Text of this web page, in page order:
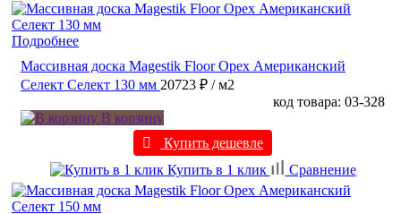
Подробнее
Массивная доска Magestik Floor Орех Американский
Селект Селект 130 мм 20723 ₽ / м2
код товара: 03-328
В корзину
Купить дешевле
Купить в 1 клик
Сравнение